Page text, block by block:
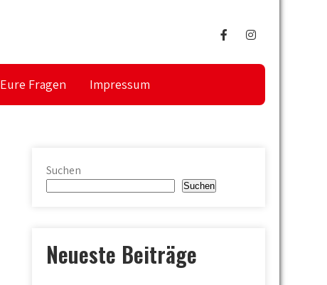
Eure Fragen Impressum
Suchen
Suchen
Neueste Beiträge